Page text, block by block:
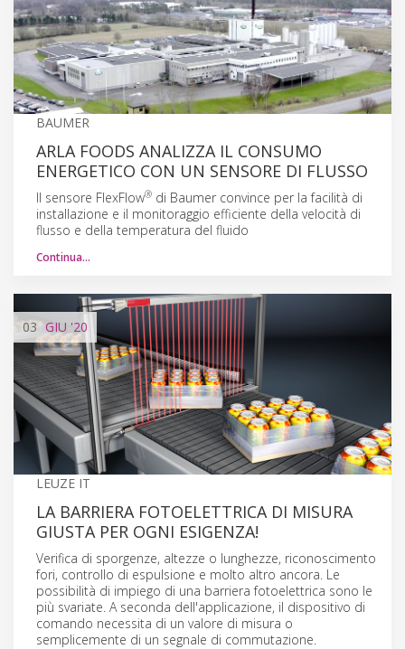
BAUMER
ARLA FOODS ANALIZZA IL CONSUMO
ENERGETICO CON UN SENSORE DI FLUSSO
Il sensore FlexFlow® di Baumer convince per la facilità di
installazione e il monitoraggio efficiente della velocità di
flusso e della temperatura del fluido
Continua…
03 GIU '20
LEUZE IT
LA BARRIERA FOTOELETTRICA DI MISURA
GIUSTA PER OGNI ESIGENZA!
Verifica di sporgenze, altezze o lunghezze, riconoscimento
fori, controllo di espulsione e molto altro ancora. Le
possibilità di impiego di una barriera fotoelettrica sono le
più svariate. A seconda dell'applicazione, il dispositivo di
comando necessita di un valore di misura o
semplicemente di un segnale di commutazione.